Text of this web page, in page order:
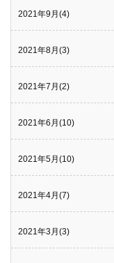
2021年9月(4)
2021年8月(3)
2021年7月(2)
2021年6月(10)
2021年5月(10)
2021年4月(7)
2021年3月(3)